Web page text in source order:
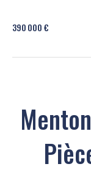
390 000 €